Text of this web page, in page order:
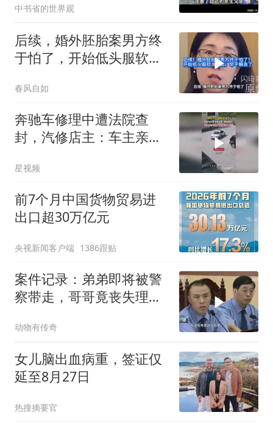
中书省的世界观
后续，婚外胚胎案男方终
于怕了，开始低头服软，
春风自如
奔驰车修理中遭法院查
封，汽修店主：车主亲戚
星视频
前7个月中国货物贸易进
出口超30万亿元
央视新闻客户端 1386跟贴
案件记录：弟弟即将被警
察带走，哥哥竟丧失理
动物有传奇
女儿脑出血病重，签证仅
延至8月27日
热搜摘要官